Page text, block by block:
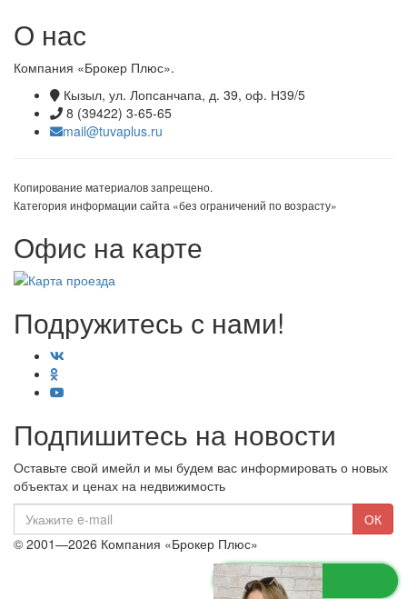
О нас
Компания «Брокер Плюс».
Кызыл, ул. Лопсанчапа, д. 39, оф. Н39/5
8 (39422) 3-65-65
mail@tuvaplus.ru
Копирование материалов запрещено.
Категория информации сайта «без ограничений по возрасту»
Офис на карте
Подружитесь с нами!
Подпишитесь на новости
Оставьте свой имейл и мы будем вас информировать о новых
объектах и ценах на недвижимость
mail
ОК
© 2001—2026 Компания «Брокер Плюс»
Ограничение ответственности